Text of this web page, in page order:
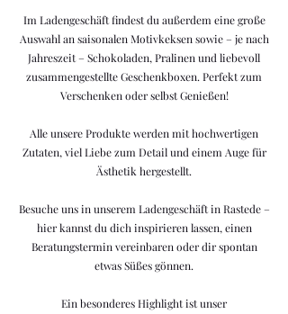
Im Ladengeschäft findest du außerdem eine große
Auswahl an saisonalen Motivkeksen sowie – je nach
Jahreszeit – Schokoladen, Pralinen und liebevoll
zusammengestellte Geschenkboxen. Perfekt zum
Verschenken oder selbst Genießen!
Alle unsere Produkte werden mit hochwertigen
Zutaten, viel Liebe zum Detail und einem Auge für
Ästhetik hergestellt.
Besuche uns in unserem Ladengeschäft in Rastede –
hier kannst du dich inspirieren lassen, einen
Beratungstermin vereinbaren oder dir spontan
etwas Süßes gönnen.
Ein besonderes Highlight ist unser